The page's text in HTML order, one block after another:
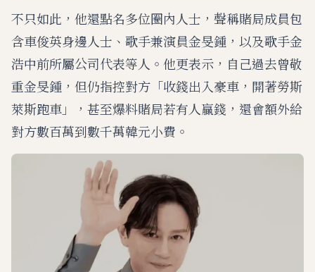
不只如此，他還點名多位圈內人士，聲稱賭局成員包
含車俊英身邊人士、歌手兼演員金旻鍾，以及歌手金
浩中前所屬公司代表等人。他更表示，自己過去曾敬
重金旻鍾，但仍指控對方「收錢出入豪車，開著勞斯
萊斯跑車」，甚至爆料賭局若有人贏錢，還會額外給
對方數百萬到數千萬韓元小費。